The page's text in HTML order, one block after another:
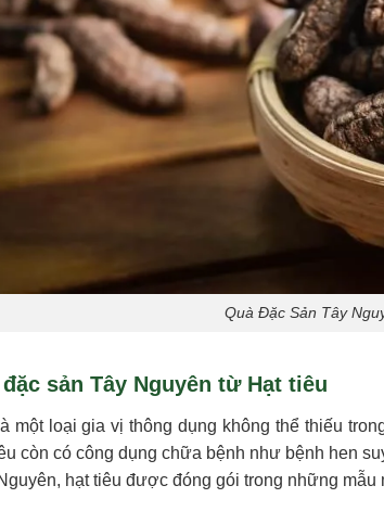
Quà Đặc Sản Tây
sản Tây Nguyên từ Hạt tiêu
một loại gia vị thông dụng không thể thiếu
còn có công dụng chữa bệnh như bệnh hen
hạt tiêu được đóng gói trong những